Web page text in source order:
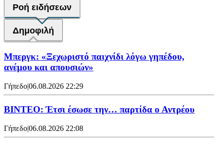
Ροή ειδήσεων
Δημοφιλή
Μπεργκ: «Ξεχωριστό παιχνίδι λόγω γηπέδου,
ανέμου και απουσιών»
Γήπεδο|06.08.2026 22:29
ΒΙΝΤΕΟ: Έτσι έσωσε την… παρτίδα ο Αντρέου
Γήπεδο|06.08.2026 22:08